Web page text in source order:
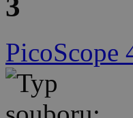
3
PicoScope